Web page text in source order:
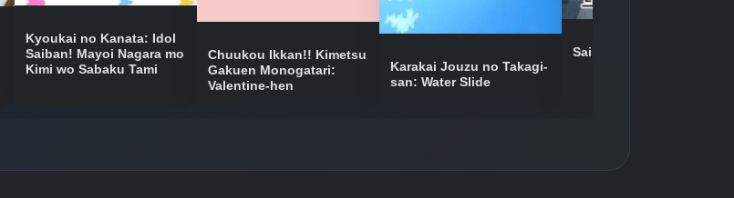
Kyoukai no Kanata: Idol
Saiban! Mayoi Nagara mo
Kimi wo Sabaku Tami
Chuukou Ikkan!! Kimetsu
Gakuen Monogatari:
Valentine-hen
Karakai Jouzu no Takagi-
san: Water Slide
Saiki Kusuo no Ψ-nan 2